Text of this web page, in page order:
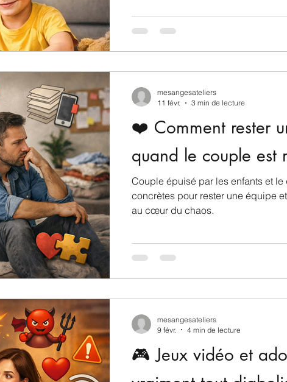
❤️ Comment rester
quand le couple est
Couple épuisé par les enfants et
concrètes pour rester une équipe
au cœur du chaos.
mesangesateliers
11 févr.
3 min de lecture
🎮 Jeux vidéo et
mesangesateliers
9 févr.
4 min de lecture